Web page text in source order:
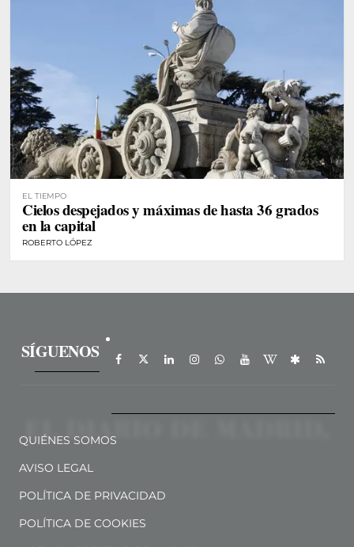
EL TIEMPO
Cielos despejados y máximas de hasta 36 grados
en la capital
ROBERTO LÓPEZ
SÍGUENOS
QUIÉNES SOMOS
AVISO LEGAL
POLÍTICA DE PRIVACIDAD
POLÍTICA DE COOKIES